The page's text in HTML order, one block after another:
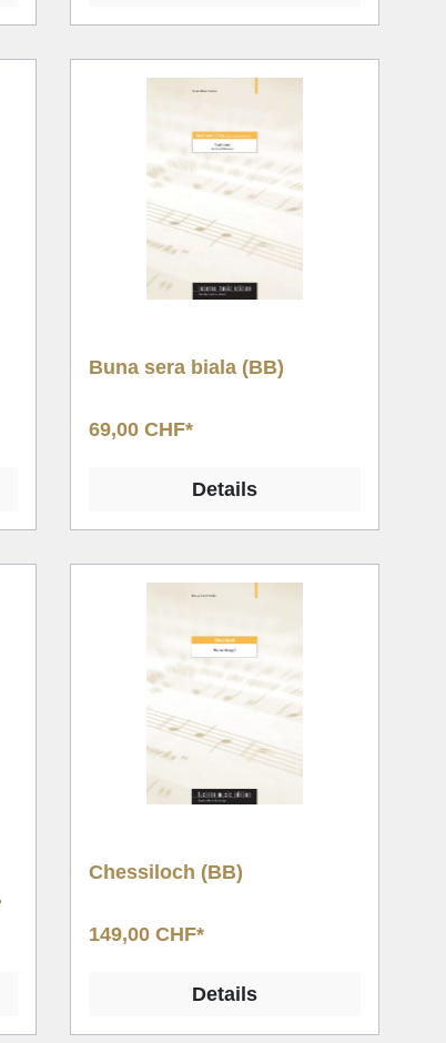
Buna sera biala (BB)
69,00 CHF*
Details
Chessiloch (BB)
149,00 CHF*
Details